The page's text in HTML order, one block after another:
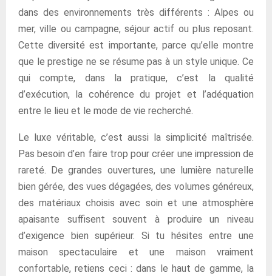
dans des environnements très différents : Alpes ou
mer, ville ou campagne, séjour actif ou plus reposant.
Cette diversité est importante, parce qu’elle montre
que le prestige ne se résume pas à un style unique. Ce
qui compte, dans la pratique, c’est la qualité
d’exécution, la cohérence du projet et l’adéquation
entre le lieu et le mode de vie recherché.
Le luxe véritable, c’est aussi la simplicité maîtrisée.
Pas besoin d’en faire trop pour créer une impression de
rareté. De grandes ouvertures, une lumière naturelle
bien gérée, des vues dégagées, des volumes généreux,
des matériaux choisis avec soin et une atmosphère
apaisante suffisent souvent à produire un niveau
d’exigence bien supérieur. Si tu hésites entre une
maison spectaculaire et une maison vraiment
confortable, retiens ceci : dans le haut de gamme, la